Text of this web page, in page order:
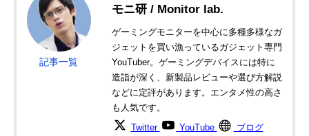
記事一覧
モニ研 / Monitor lab.
ゲーミングモニターを中心に多種多様なガ
ジェットを買い漁っているガジェット専門
YouTuber。ゲーミングデバイスには特に
造詣が深く、新製品レビューや選び方解説
などに定評があります。エンタメ性の高さ
も人気です。
Twitter YouTube ブログ